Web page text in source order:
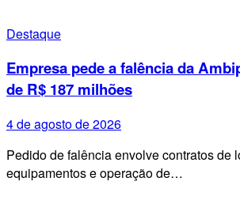
Destaque
Empresa pede a falência da
de R$ 187 milhões
4 de agosto de 2026
Pedido de falência envolve contratos de
equipamentos e operação de…